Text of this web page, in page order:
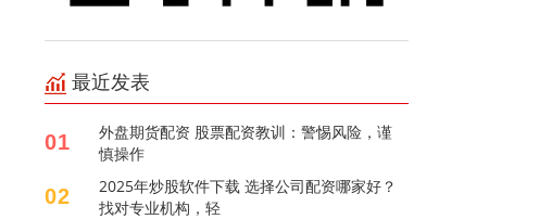
最近发表
01
外盘期货配资 股票配资教训：警惕风险，谨
慎操作
02
2025年炒股软件下载 选择公司配资哪家好？
找对专业机构，轻